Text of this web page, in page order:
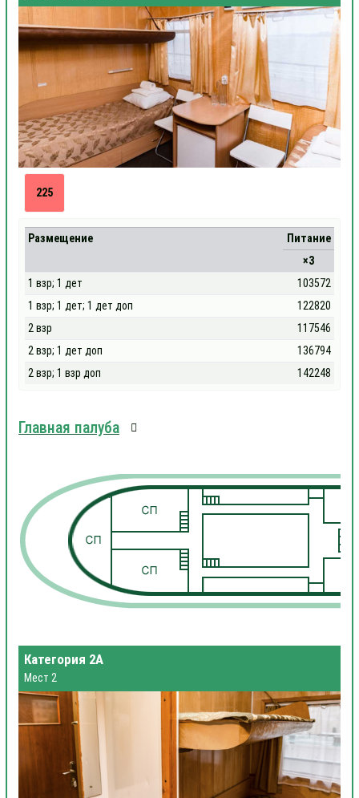
225
Размещение
Питание
×3
1 взр; 1 дет
103572
1 взр; 1 дет; 1 дет доп
122820
2 взр
117546
2 взр; 1 дет доп
136794
2 взр; 1 взр доп
142248
Главная палуба
Категория 2А
Мест 2